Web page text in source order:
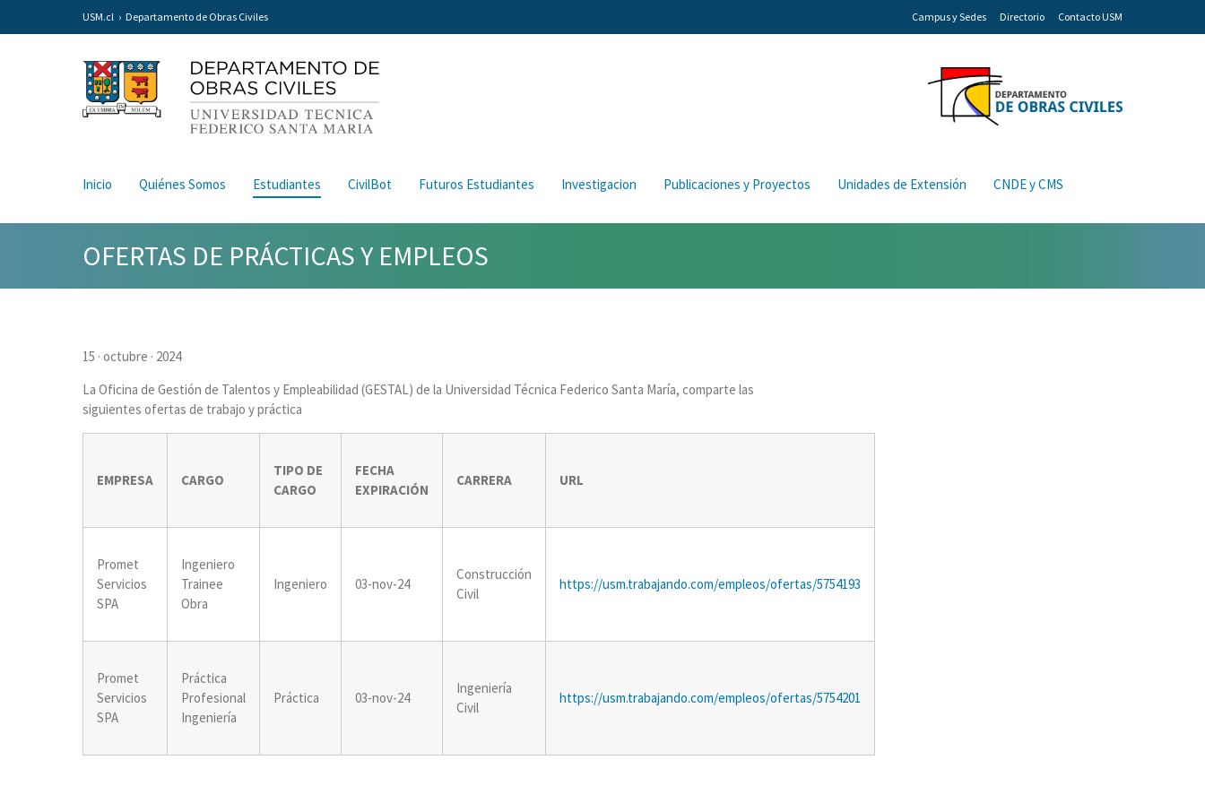
USM.cl Departamento de Obras Civiles Campus y Sedes Directorio Contacto USM
Inicio Quiénes Somos Estudiantes CivilBot Futuros Estudiantes Investigacion Publicaciones y Proyectos Unidades de Extensión CNDE y CMS
OFERTAS DE PRÁCTICAS Y EMPLEOS
15 · octubre · 2024
La Oficina de Gestión de Talentos y Empleabilidad (GESTAL) de la Universidad Técnica Federico Santa María, comparte las
siguientes ofertas de trabajo y práctica
EMPRESA CARGO
TIPO DE
CARGO
FECHA
EXPIRACIÓN
CARRERA URL
Promet
Servicios
SPA
Ingeniero
Trainee
Obra
Ingeniero 03-nov-24
Construcción
Civil
https://usm.trabajando.com/empleos/ofertas/5754193
Promet
Servicios
SPA
Práctica
Profesional
Ingeniería
Práctica 03-nov-24
Ingeniería
Civil
https://usm.trabajando.com/empleos/ofertas/5754201